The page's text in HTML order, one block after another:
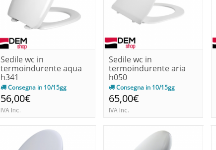
Sedile wc in
termoindurente aqua
h341
Consegna in 10/15gg
56,00€
IVA Inc.
Sedile wc in
termoindurente aria
h050
Consegna in 10/15gg
65,00€
IVA Inc.